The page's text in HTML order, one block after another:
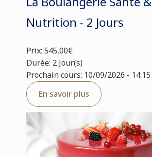
Nutrition - 2 Jours
Prix: 545,00€
Durée: 2 Jour(s)
Prochain cours: 10/09/2026 - 14:15
En savoir plus